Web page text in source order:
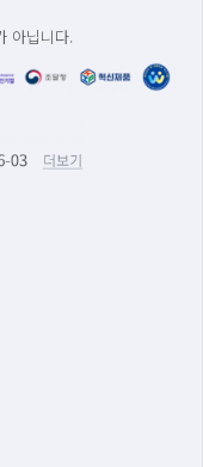
아닙니다.